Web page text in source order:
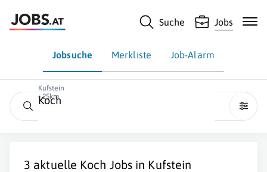
Suche Jobs
Jobsuche Merkliste Job-Alarm
Kufstein
• 25km
Koch
3 aktuelle Koch Jobs in Kufstein